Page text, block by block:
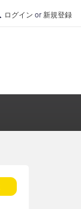
ログイン or 新規登録